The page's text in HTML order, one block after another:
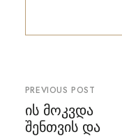
პოსტის
ნავიგაცია
PREVIOUS POST
ის მოკვდა
შენთვის და